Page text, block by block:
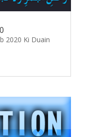
2020 Ki Duain